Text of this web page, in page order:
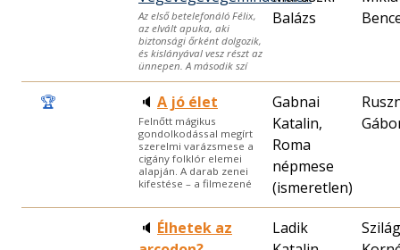
Az első betelefonáló Félix,
az elvált apuka, aki
biztonsági őrként dolgozik,
és kislányával vesz részt az
ünnepen. A második szí
Balázs
🏆 🔈 A jó élet
Felnőtt mágikus
gondolkodással megírt
szerelmi varázsmese a
cigány folklór elemei
alapján. A darab zenei
kifestése – a filmezené
Gabnai
Katalin,
Roma
népmese
(ismeretlen)
🔈 Élhetek az
Ladik